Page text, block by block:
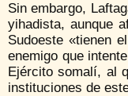
Sin embargo,
yihadista, aunque
Sudoeste «tienen
enemigo que
Ejército somalí, al
instituciones de